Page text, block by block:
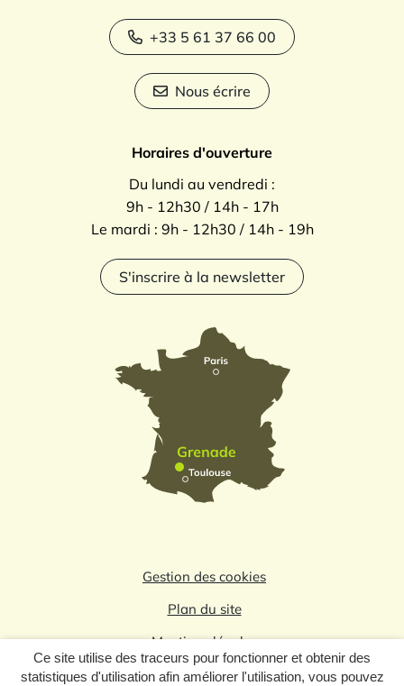
Ce site utilise des traceurs pour fonctionner et obtenir des
statistiques d'utilisation afin améliorer l'utilisation, vous pouvez
+33 5 61 37 66 00
Nous écrire
Horaires d'ouverture
Du lundi au vendredi :
9h - 12h30 / 14h - 17h
Le mardi : 9h - 12h30 / 14h - 19h
S'inscrire à la newsletter
Gestion des cookies
Plan du site
Mentions légales
Politique de confidentialité